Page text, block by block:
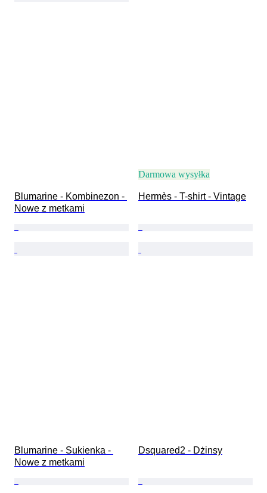
Blumarine - Kombinezon -
Nowe z metkami
Darmowa wysyłka
Hermès - T-shirt - Vintage
Blumarine - Sukienka -
Nowe z metkami
Dsquared2 - Dżinsy